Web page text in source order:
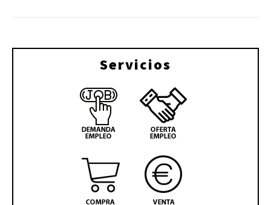
Servicios